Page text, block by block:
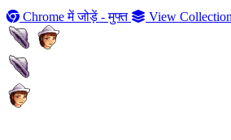
Chrome में जोड़ें - मुफ्त
View Collection